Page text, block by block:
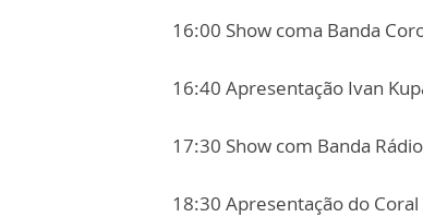
16:00 Show coma Banda
16:40 Apresentação Ivan
17:30 Show com Banda
18:30 Apresentação do Coral